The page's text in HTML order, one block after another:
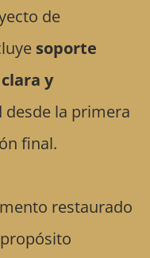
de
soporte
y
desde la primera
final.
restaurado